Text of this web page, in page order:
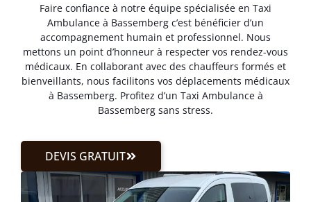
Faire confiance à notre équipe spécialisée en Taxi
Ambulance à Bassemberg c’est bénéficier d’un
accompagnement humain et professionnel. Nous
mettons un point d’honneur à respecter vos rendez-vous
médicaux. En collaborant avec des chauffeurs formés et
bienveillants, nous facilitons vos déplacements médicaux
à Bassemberg. Profitez d’un Taxi Ambulance à
Bassemberg sans stress.
DEVIS GRATUIT